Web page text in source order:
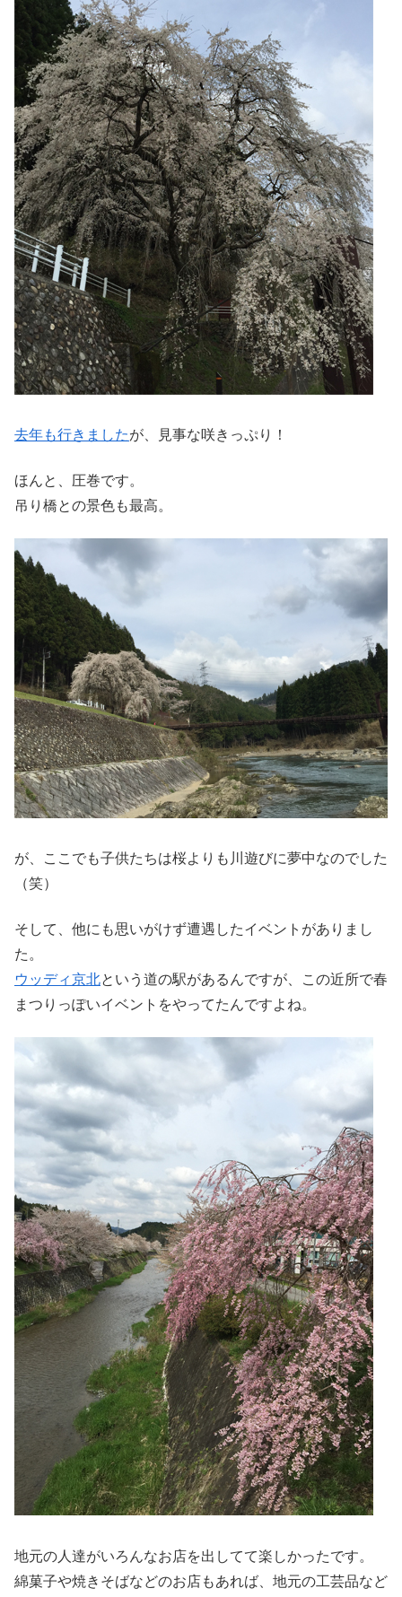
去年も行きましたが、見事な咲きっぷり！
ほんと、圧巻です。
吊り橋との景色も最高。
が、ここでも子供たちは桜よりも川遊びに夢中なのでした
（笑）
そして、他にも思いがけず遭遇したイベントがありまし
た。
ウッディ京北という道の駅があるんですが、この近所で春
まつりっぽいイベントをやってたんですよね。
地元の人達がいろんなお店を出してて楽しかったです。
綿菓子や焼きそばなどのお店もあれば、地元の工芸品など